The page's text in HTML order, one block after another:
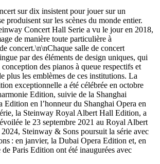
sur dix insistent pour jouer sur un
produisent sur les scènes du monde entier.
Concert Hall Serie a vu le jour en 2018,
de manière toute particulière à
concert.\n\nChaque salle de concert
par des éléments de design uniques, qui
des pianos à queue respectifs et
plus les emblèmes de ces institutions. La
exceptionnelle a été célébrée en octobre
Edition, suivie de la Shanghai
Edition en l’honneur du Shanghai Opera en
la Steinway Royal Albert Hall Edition, a
le 23 septembre 2021 au Royal Albert
Steinway ⁠&⁠ Sons poursuit la série avec
: en janvier, la Dubai Opera Edition et, en
Paris Edition ont été inaugurées avec